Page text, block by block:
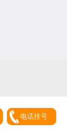
电话挂号